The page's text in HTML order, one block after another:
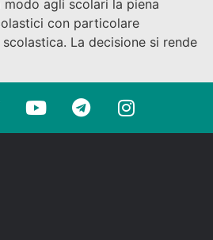
agli scolari la piena
con particolare
La decisione si rende